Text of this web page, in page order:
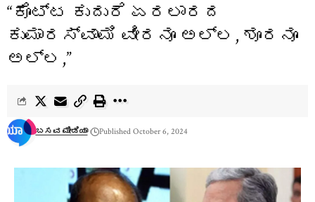
“ಕೊಟ್ಟ ಕುದುರೆ ಏರಲಾರದ
ಕುಮಾರಸ್ವಾಮಿ ವೀರನೂ ಅಲ್ಲ, ಶೂರನೂ
ಅಲ್ಲ,”
ಬಸವ ಮೀಡಿಯಾ Published October 6, 2024